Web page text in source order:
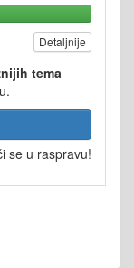
Detaljnije
tema
se u raspravu!